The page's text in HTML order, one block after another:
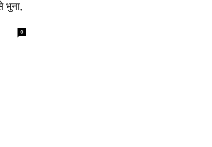
भुना,
0